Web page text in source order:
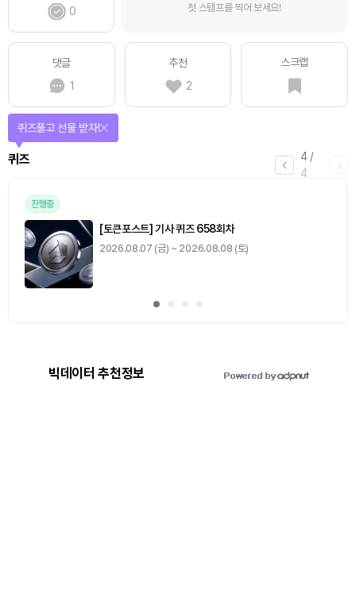
0
첫 스탬프를 찍어 보세요!
댓글
1
추천
2
스크랩
4 /
4
퀴즈
퀴즈풀고 선물 받자!
진행중
[토큰포스트] 기사 퀴즈 658회차
2026.08.07 (금) ~ 2026.08.08 (토)
빅데이터 추천정보